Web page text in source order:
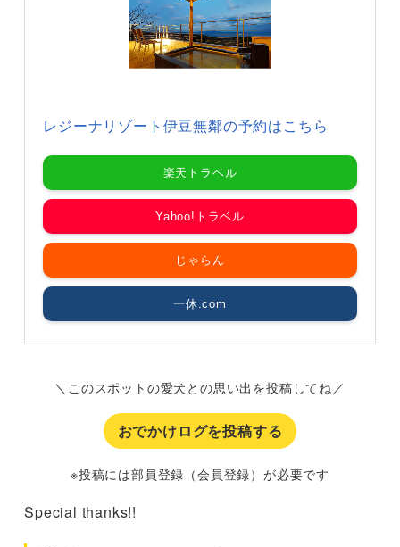
レジーナリゾート伊豆無鄰の予約はこちら
楽天トラベル
Yahoo!トラベル
じゃらん
一休.com
＼このスポットの愛犬との思い出を投稿してね／
おでかけログを投稿する
※投稿には部員登録（会員登録）が必要です
Special thanks!!